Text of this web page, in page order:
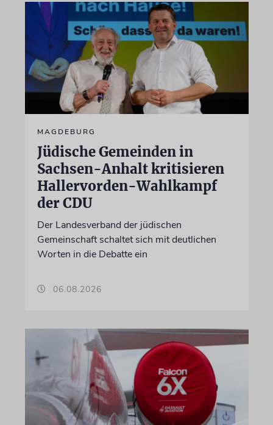
MAGDEBURG
Jüdische Gemeinden in
Sachsen-Anhalt kritisieren
Hallervorden-Wahlkampf
der CDU
Der Landesverband der jüdischen
Gemeinschaft schaltet sich mit deutlichen
Worten in die Debatte ein
06.08.2026